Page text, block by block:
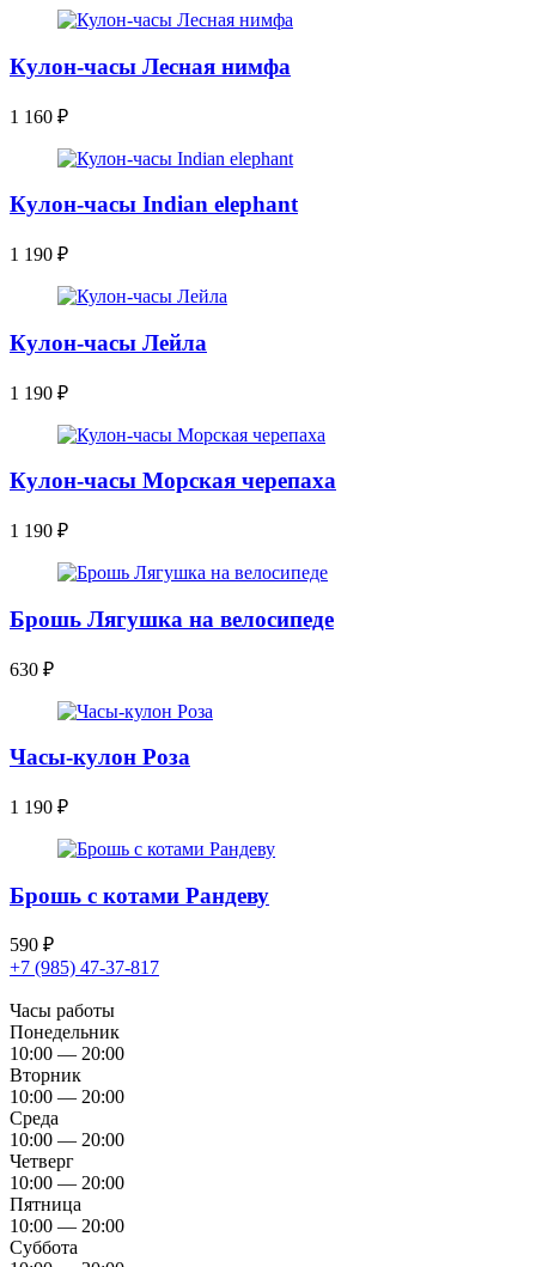
Кулон-часы Лесная нимфа
1 160 ₽
Кулон-часы Indian elephant
1 190 ₽
Кулон-часы Лейла
1 190 ₽
Кулон-часы Морская черепаха
1 190 ₽
Брошь Лягушка на велосипеде
630 ₽
Часы-кулон Роза
1 190 ₽
Брошь с котами Рандеву
590 ₽
+7 (985) 47-37-817
Часы работы
Понедельник
10:00 — 20:00
Вторник
10:00 — 20:00
Среда
10:00 — 20:00
Четверг
10:00 — 20:00
Пятница
10:00 — 20:00
Суббота